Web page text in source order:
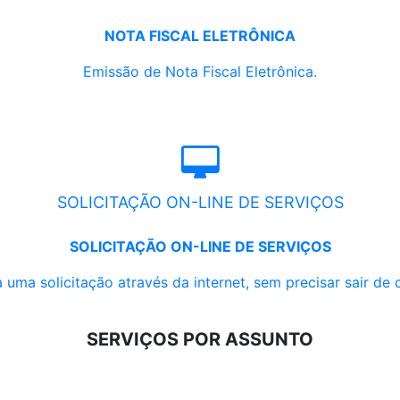
NOTA FISCAL ELETRÔNICA
Emissão de Nota Fiscal Eletrônica.
SOLICITAÇÃO ON-LINE DE SERVIÇOS
SOLICITAÇÃO ON-LINE DE SERVIÇOS
uma solicitação através da internet, sem precisar sair de
SERVIÇOS POR ASSUNTO